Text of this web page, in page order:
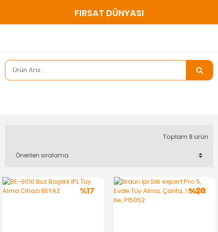
FIRSAT DÜNYASI
Toplam 8 ürün
%17 %20